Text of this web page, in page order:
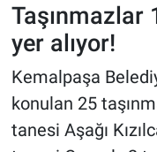
Taşınmazlar
yer alıyor!
Kemalpaşa
konulan 25
tanesi Aşağı